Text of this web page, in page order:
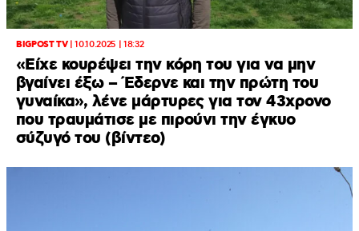
BIGPOST TV|10.10.2025 | 18:32
«Είχε κουρέψει την κόρη του για να μην
βγαίνει έξω – Έδερνε και την πρώτη του
γυναίκα», λένε μάρτυρες για τον 43χρονο
που τραυμάτισε με πιρούνι την έγκυο
σύζυγό του (βίντεο)